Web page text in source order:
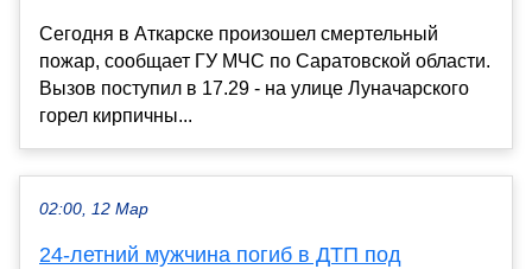
Сегодня в Аткарске произошел смертельный
пожар, сообщает ГУ МЧС по Саратовской области.
Вызов поступил в 17.29 - на улице Луначарского
горел кирпичны...
02:00, 12 Мар
24-летний мужчина погиб в ДТП под